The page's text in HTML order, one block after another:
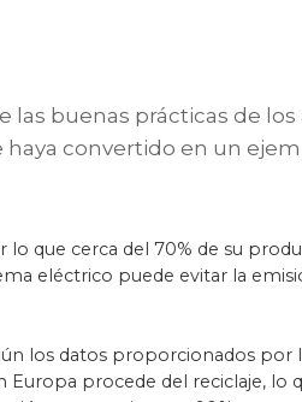
las buenas prácticas de
haya convertido en un
lo que cerca del 70% de su
eléctrico puede evitar la
los datos proporcionados
Europa procede del reciclaje, lo